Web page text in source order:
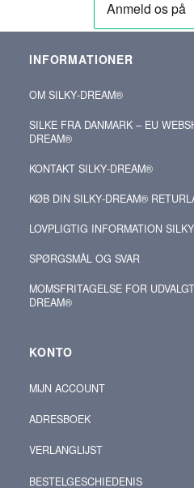
INFORMATIONER
OM SILKY‑DREAM®
SILKE FRA DANMARK – EU
DREAM®
KONTAKT SILKY‑DREAM®
KØB DIN SILKY‑DREAM®
LOVPLIGTIG INFORMATION
SPØRGSMÅL OG SVAR
MOMSFRITAGELSE FOR
DREAM®
KONTO
MIJN ACCOUNT
ADRESBOEK
VERLANGLIJST
BESTELGESCHIEDENIS